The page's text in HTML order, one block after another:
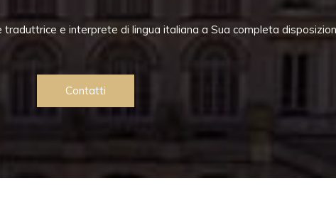
traduttrice e interprete di lingua italiana a Sua completa
Contatti